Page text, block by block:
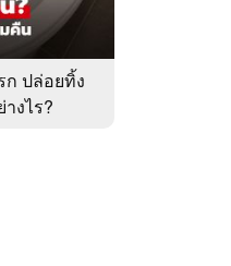
ติดต่อโฆษณา
ก ปล่อยทิ้ง
งไร?